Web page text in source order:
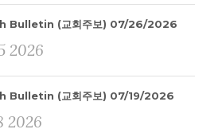
Bulletin (교회주보) 07/26/2026
2026
Bulletin (교회주보) 07/19/2026
2026